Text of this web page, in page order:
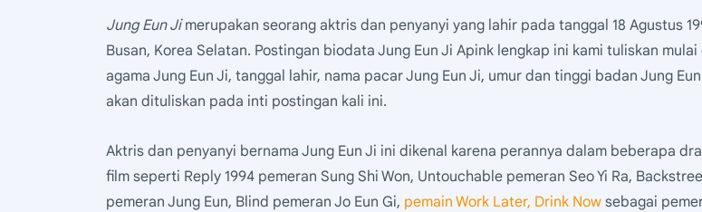
Jung Eun Jimerupakan seorang aktris dan penyanyi yang lahir pada tanggal 18 Agustus
Busan, Korea Selatan. Postingan biodata Jung Eun Ji Apink lengkap ini kami tuliskan mulai
agama Jung Eun Ji, tanggal lahir, nama pacar Jung Eun Ji, umur dan tinggi badan Jung
akan dituliskan pada inti postingan kali ini.
Aktris dan penyanyi bernama Jung Eun Ji ini dikenal karena perannya dalam beberapa
film seperti Reply 1994 pemeran Sung Shi Won, Untouchable pemeran Seo Yi Ra,
pemeran Jung Eun, Blind pemeran Jo Eun Gi, pemain Work Later, Drink Now sebagai